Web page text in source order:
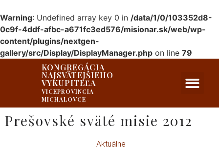
Warning: Undefined array key 0 in /data/1/0/103352d8-
0c9f-4ddf-afbc-a671fc3ed576/misionar.sk/web/wp-
content/plugins/nextgen-
gallery/src/Display/DisplayManager.php on line 79
KONGREGÁCIA
NAJSVÄTEJŠIEHO
VYKUPITEĽA
VICEPROVINCIA
MICHALOVCE
Prešovské sväté misie 2012
Aktuálne